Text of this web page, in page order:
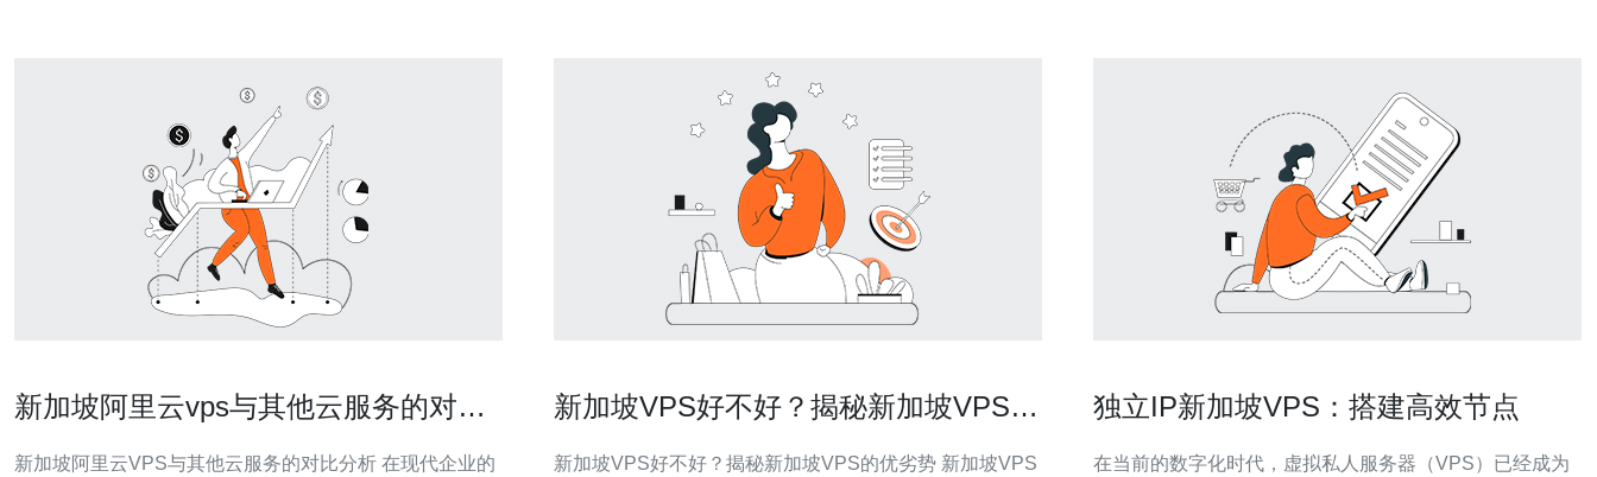
新加坡阿里云vps与其他云服务的对比
新加坡阿里云VPS与其他云服务的对比分析 在现代企业的
新加坡VPS好不好？揭秘新加坡VPS的
新加坡VPS好不好？揭秘新加坡VPS的优劣势 新加坡VPS
独立IP新加坡VPS：搭建高效节点
在当前的数字化时代，虚拟私人服务器（VPS）已经成为